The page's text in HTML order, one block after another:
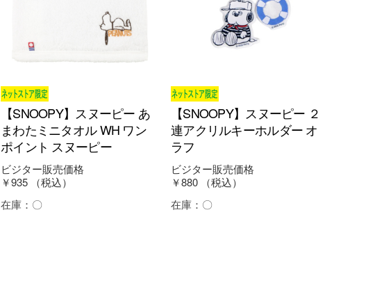
【SNOOPY】スヌーピー あ
まわたミニタオル WH ワン
ポイント スヌーピー
ビジター販売価格
￥935
（税込）
在庫： 〇
【SNOOPY】スヌーピー ２
連アクリルキーホルダー オ
ラフ
ビジター販売価格
￥880
（税込）
在庫： 〇